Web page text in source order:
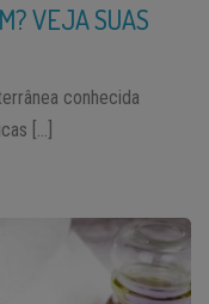
VEJA SUAS
conhecida
[…]